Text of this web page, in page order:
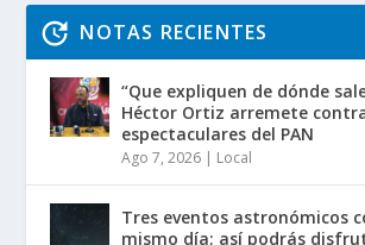
NOTAS RECIENTES
“Que expliquen de dónde
Héctor Ortiz arremete
espectaculares del PAN
Ago 7, 2026 | Local
Tres eventos astronómicos
mismo día; así podrás